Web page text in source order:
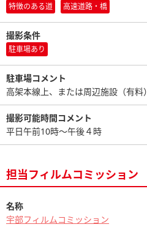
特徴のある道 高速道路・橋
撮影条件
駐車場あり
駐車場コメント
高架本線上、または周辺施設（有料）
撮影可能時間コメント
平日午前10時～午後４時
担当フィルムコミッション
名称
宇部フィルムコミッション